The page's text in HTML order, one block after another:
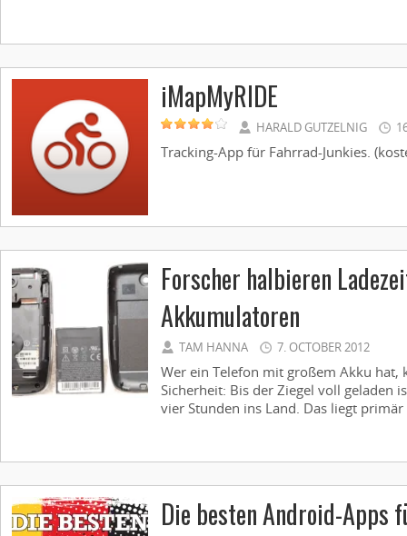
iMapMyRIDE
HARALD GUTZELNIG
Tracking-App für Fahrrad-Junkies.
Forscher halbieren
Akkumulatoren
TAM HANNA 7. OCTOBER 2012
Wer ein Telefon mit großem Akku hat,
Sicherheit: Bis der Ziegel voll geladen
vier Stunden ins Land. Das liegt
Die besten Android-Apps